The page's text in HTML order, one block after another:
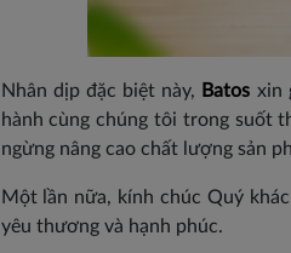
Nhân dịp đặc biệt này, Batos xin
hành cùng chúng tôi trong suốt
ngừng nâng cao chất lượng sản
Một lần nữa, kính chúc Quý
yêu thương và hạnh phúc.